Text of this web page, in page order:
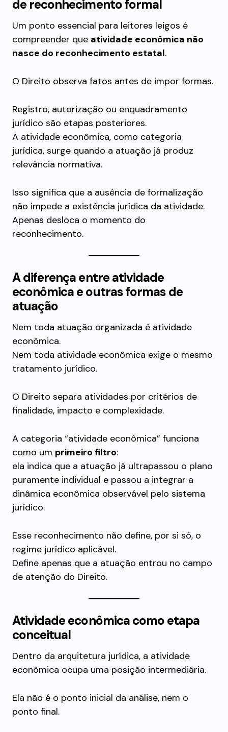
de reconhecimento formal
Um ponto essencial para leitores leigos é
compreender que atividade econômica não
nasce do reconhecimento estatal.
O Direito observa fatos antes de impor formas.
Registro, autorização ou enquadramento
jurídico são etapas posteriores.
A atividade econômica, como categoria
jurídica, surge quando a atuação já produz
relevância normativa.
Isso significa que a ausência de formalização
não impede a existência jurídica da atividade.
Apenas desloca o momento do
reconhecimento.
A diferença entre atividade
econômica e outras formas de
atuação
Nem toda atuação organizada é atividade
econômica.
Nem toda atividade econômica exige o mesmo
tratamento jurídico.
O Direito separa atividades por critérios de
finalidade, impacto e complexidade.
A categoria “atividade econômica” funciona
como um primeiro filtro:
ela indica que a atuação já ultrapassou o plano
puramente individual e passou a integrar a
dinâmica econômica observável pelo sistema
jurídico.
Esse reconhecimento não define, por si só, o
regime jurídico aplicável.
Define apenas que a atuação entrou no campo
de atenção do Direito.
Atividade econômica como etapa
conceitual
Dentro da arquitetura jurídica, a atividade
econômica ocupa uma posição intermediária.
Ela não é o ponto inicial da análise, nem o
ponto final.